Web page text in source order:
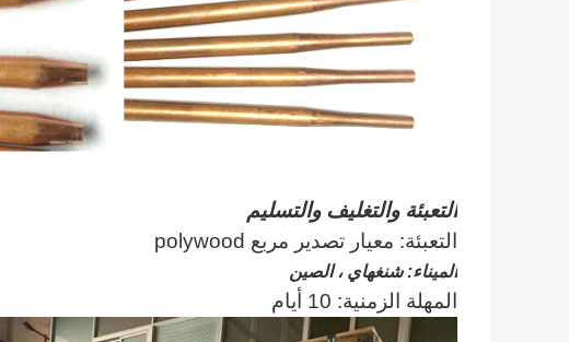
التعبئة والتغليف والتسليم
التعبئة: معيار تصدير مربع polywood
الميناء: شنغهاي ، الصين
المهلة الزمنية: 10 أيام